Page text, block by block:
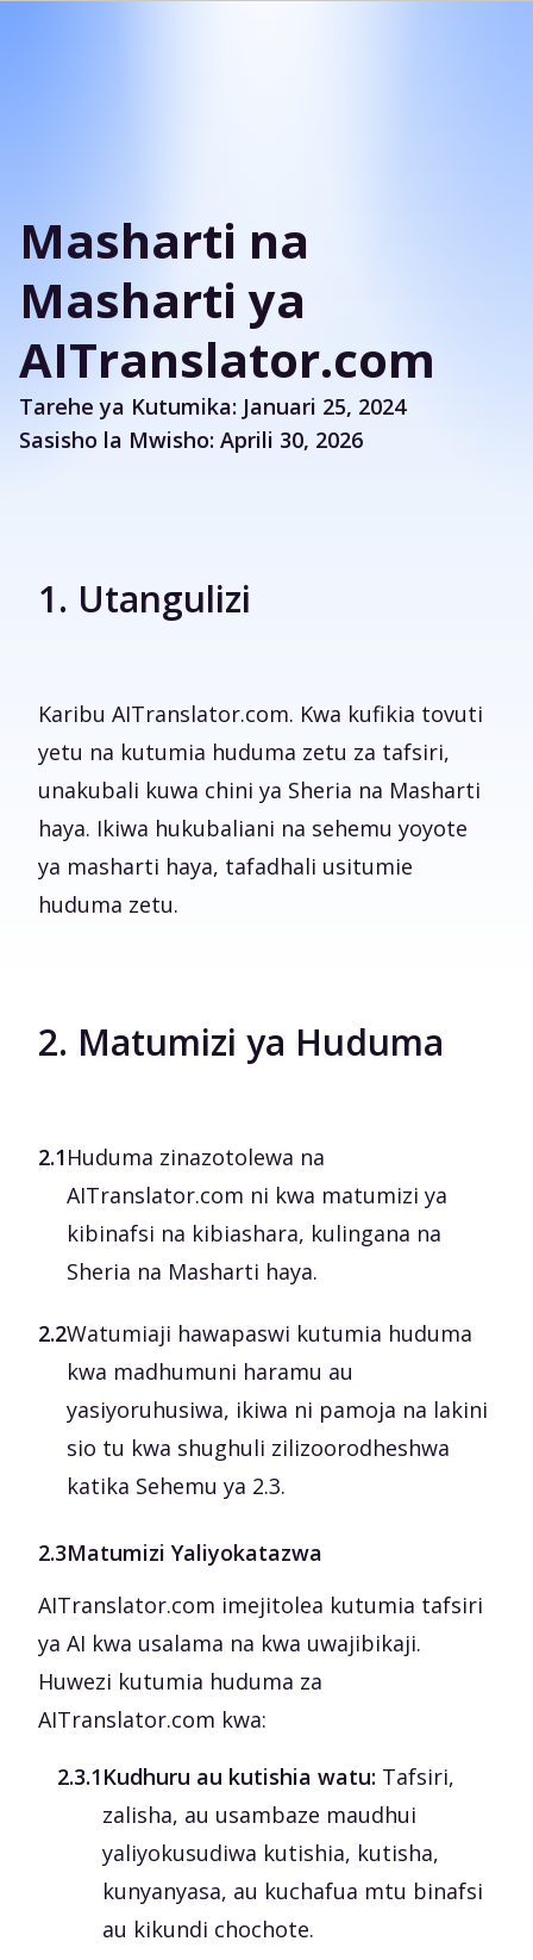
Masharti na
Masharti ya
AITranslator.com
Tarehe ya Kutumika: Januari 25, 2024
Sasisho la Mwisho: Aprili 30, 2026
1. Utangulizi
Karibu AITranslator.com. Kwa kufikia tovuti
yetu na kutumia huduma zetu za tafsiri,
unakubali kuwa chini ya Sheria na Masharti
haya. Ikiwa hukubaliani na sehemu yoyote
ya masharti haya, tafadhali usitumie
huduma zetu.
2. Matumizi ya Huduma
2.1Huduma zinazotolewa na
AITranslator.com ni kwa matumizi ya
kibinafsi na kibiashara, kulingana na
Sheria na Masharti haya.
2.2Watumiaji hawapaswi kutumia huduma
kwa madhumuni haramu au
yasiyoruhusiwa, ikiwa ni pamoja na lakini
sio tu kwa shughuli zilizoorodheshwa
katika Sehemu ya 2.3.
2.3Matumizi Yaliyokatazwa
AITranslator.com imejitolea kutumia tafsiri
ya AI kwa usalama na kwa uwajibikaji.
Huwezi kutumia huduma za
AITranslator.com kwa:
‎2.3.1Kudhuru au kutishia watu: Tafsiri,
zalisha, au usambaze maudhui
yaliyokusudiwa kutishia, kutisha,
kunyanyasa, au kuchafua mtu binafsi
au kikundi chochote.